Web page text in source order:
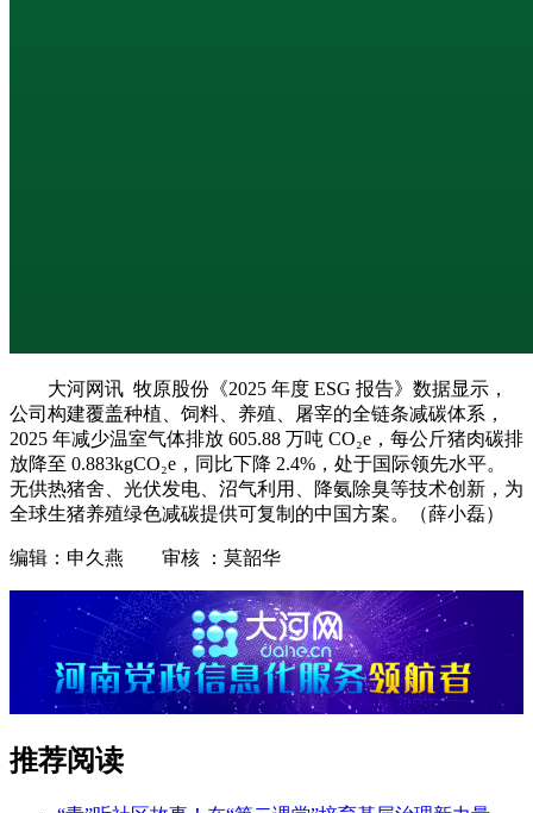
大河网讯 牧原股份《2025 年度 ESG 报告》数据显示，
公司构建覆盖种植、饲料、养殖、屠宰的全链条减碳体系，
2025 年减少温室气体排放 605.88 万吨 CO₂e，每公斤猪肉碳排
放降至 0.883kgCO₂e，同比下降 2.4%，处于国际领先水平。
无供热猪舍、光伏发电、沼气利用、降氨除臭等技术创新，为
全球生猪养殖绿色减碳提供可复制的中国方案。（薛小磊）
编辑：申久燕 审核 ：莫韶华
推荐阅读